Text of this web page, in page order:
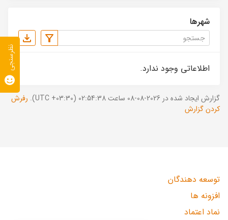
شهرها
اطلاعاتی وجود ندارد.
گزارش ایجاد شده در 2026-08-08 ساعت 02:54:38 (UTC +03:30).
رفرش
کردن گزارش
توسعه دهندگان
افزونه ها
نماد اعتماد
نظرسنجی